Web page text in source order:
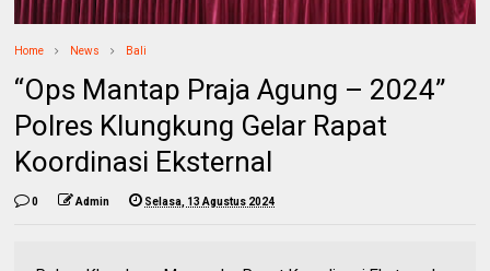
Home News Bali
“Ops Mantap Praja Agung – 2024”
Polres Klungkung Gelar Rapat
Koordinasi Eksternal
0 Admin Selasa, 13 Agustus 2024